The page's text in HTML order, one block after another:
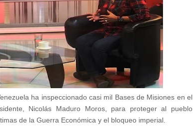
ha inspeccionado casi mil Bases de Misiones en el
Nicolás Maduro Moros, para proteger al pueblo
de la Guerra Económica y el bloqueo imperial.